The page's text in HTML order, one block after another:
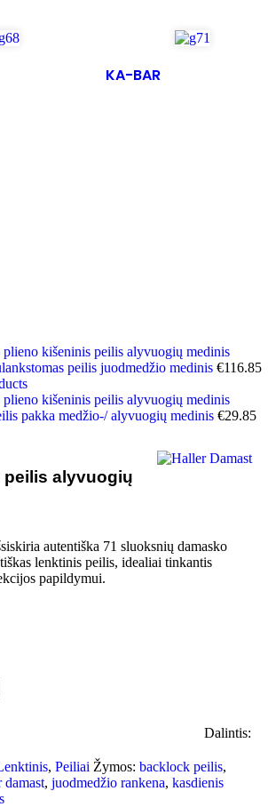
KA-BAR
peilis juodmedžio medinis €116.85
pakka medžio-/ alyvuogių medinis €29.85
alyvuogių
autentiška 71 sluoksnių damasko
lenktinis peilis, idealiai tinkantis
papildymui.
Dalintis:
, Peiliai Žymos: backlock peilis,
damast, juodmedžio rankena, kasdienis